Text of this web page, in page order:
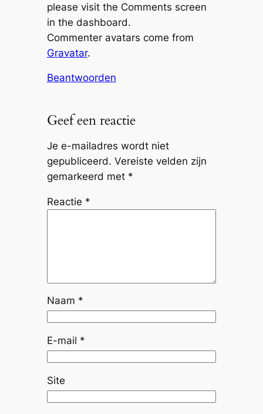
please visit the Comments screen
in the dashboard.
Commenter avatars come from
Gravatar.
Beantwoorden
Geef een reactie
Je e-mailadres wordt niet
gepubliceerd. Vereiste velden zijn
gemarkeerd met *
Reactie *
Naam *
E-mail *
Site